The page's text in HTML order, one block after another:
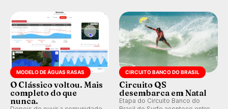
Kelly Slater convidado.
MODELO DE ÁGUAS RASAS
O Clássico voltou. Mais
completo do que
nunca.
CIRCUITO BANCO DO BRASIL
Circuito QS
desembarca em Natal
Etapa do Circuito Banco do